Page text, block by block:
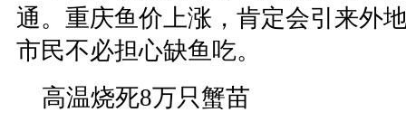
通。重庆鱼价上涨，肯定会引来外
市民不必担心缺鱼吃。
高温烧死8万只蟹苗